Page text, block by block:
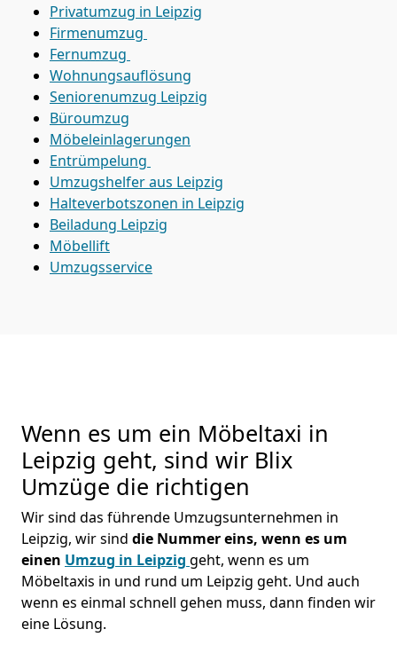
Privatumzug in Leipzig
Firmenumzug
Fernumzug
Wohnungsauflösung
Seniorenumzug Leipzig
Büroumzug
Möbeleinlagerungen
Entrümpelung
Umzugshelfer aus Leipzig
Halteverbotszonen in Leipzig
Beiladung Leipzig
Möbellift
Umzugsservice
Wenn es um ein Möbeltaxi in
Leipzig geht, sind wir Blix
Umzüge die richtigen
Wir sind das führende Umzugsunternehmen in
Leipzig, wir sind die Nummer eins, wenn es um
einen Umzug in Leipzig geht, wenn es um
Möbeltaxis in und rund um Leipzig geht. Und auch
wenn es einmal schnell gehen muss, dann finden wir
eine Lösung.